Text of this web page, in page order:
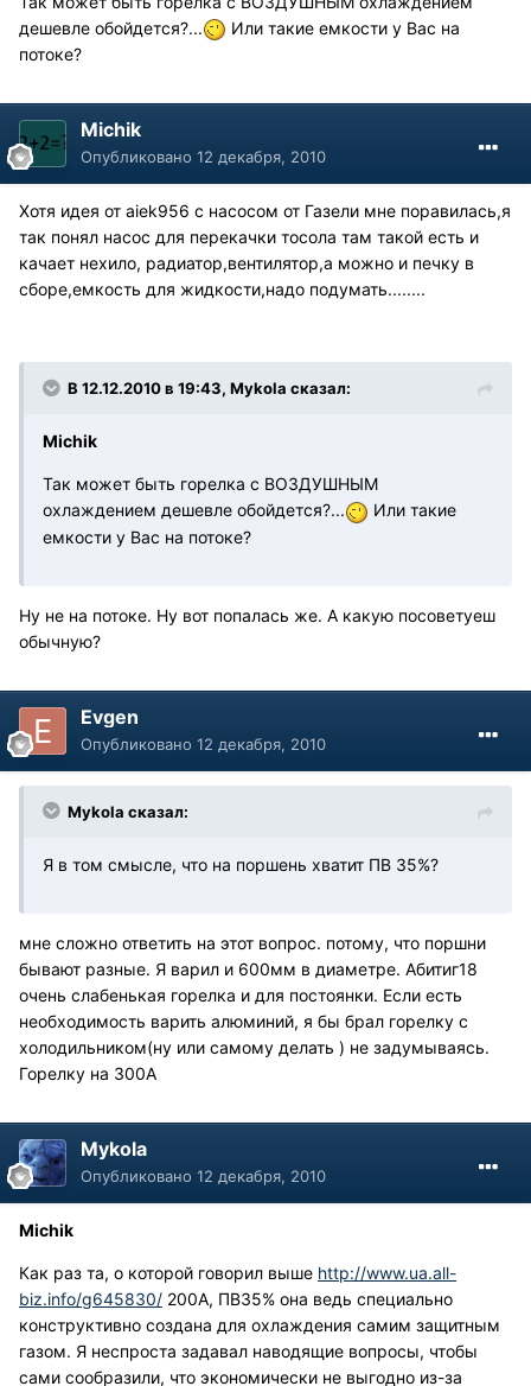
дешевле обойдется?...
Или такие емкости у Вас на
потоке?
Michik
Опубликовано 12 декабря, 2010
Хотя идея от aiek956 c насосом от Газели мне поравилась,я
так понял насос для перекачки тосола там такой есть и
качает нехило, радиатор,вентилятор,а можно и печку в
сборе,емкость для жидкости,надо подумать........
В 12.12.2010 в 19:43, Mykola сказал:
Michik
Так может быть горелка с ВОЗДУШНЫМ
охлаждением дешевле обойдется?...
Или такие
емкости у Вас на потоке?
Ну не на потоке. Ну вот попалась же. А какую посоветуеш
обычную?
Evgen
Опубликовано 12 декабря, 2010
Mykola сказал:
Я в том смысле, что на поршень хватит ПВ 35%?
мне сложно ответить на этот вопрос. потому, что поршни
бывают разные. Я варил и 600мм в диаметре. Абитиг18
очень слабенькая горелка и для постоянки. Если есть
необходимость варить алюминий, я бы брал горелку с
холодильником(ну или самому делать ) не задумываясь.
Горелку на 300А
Mykola
Опубликовано 12 декабря, 2010
Michik
Как раз та, о которой говорил выше http://www.ua.all-
biz.info/g645830/ 200А, ПВ35% она ведь специально
конструктивно создана для охлаждения самим защитным
газом. Я неспроста задавал наводящие вопросы, чтобы
сами сообразили, что экономически не выгодно из-за